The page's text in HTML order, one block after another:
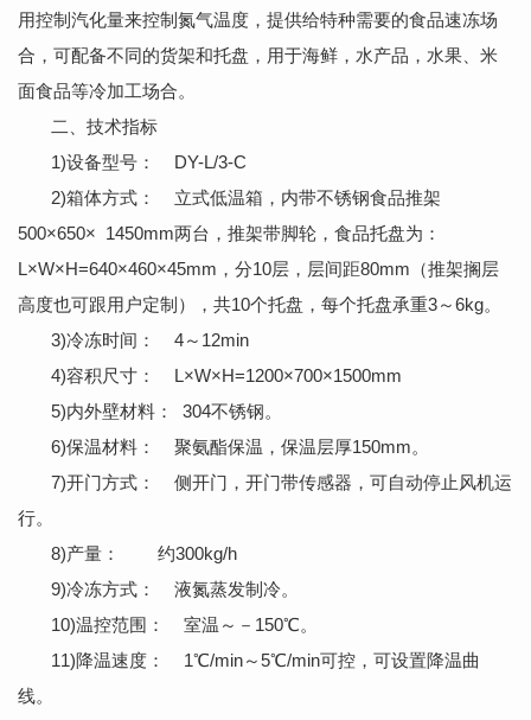
用控制汽化量来控制氮气温度，提供给特种需要的食品速冻场
合，可配备不同的货架和托盘，用于海鲜，水产品，水果、米
面食品等冷加工场合。
二、技术指标
1)设备型号： DY-L/3-C
2)箱体方式： 立式低温箱，内带不锈钢食品推架
500×650× 1450mm两台，推架带脚轮，食品托盘为：
L×W×H=640×460×45mm，分10层，层间距80mm（推架搁层
高度也可跟用户定制），共10个托盘，每个托盘承重3～6kg。
3)冷冻时间： 4～12min
4)容积尺寸： L×W×H=1200×700×1500mm
5)内外壁材料： 304不锈钢。
6)保温材料： 聚氨酯保温，保温层厚150mm。
7)开门方式： 侧开门，开门带传感器，可自动停止风机运
行。
8)产量： 约300kg/h
9)冷冻方式： 液氮蒸发制冷。
10)温控范围： 室温～－150℃。
11)降温速度： 1℃/min～5℃/min可控，可设置降温曲
线。